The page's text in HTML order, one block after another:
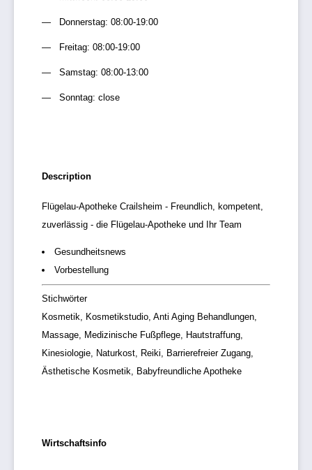
Donnerstag: 08:00-19:00
Freitag: 08:00-19:00
Samstag: 08:00-13:00
Sonntag: close
Description
Flügelau-Apotheke Crailsheim - Freundlich, kompetent,
zuverlässig - die Flügelau-Apotheke und Ihr Team
Gesundheitsnews
Vorbestellung
Stichwörter
Kosmetik, Kosmetikstudio, Anti Aging Behandlungen,
Massage, Medizinische Fußpflege, Hautstraffung,
Kinesiologie, Naturkost, Reiki, Barrierefreier Zugang,
Ästhetische Kosmetik, Babyfreundliche Apotheke
Wirtschaftsinfo